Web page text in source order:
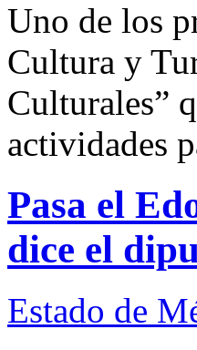
Uno de los
Cultura y
Culturales”
actividades
Pasa el
dice el
Estado de